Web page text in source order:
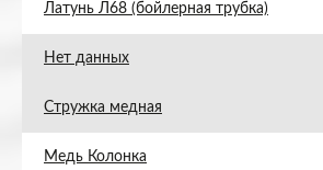
Латунь Л68 (бойлерная трубка)
Нет данных
Стружка медная
Медь Колонка